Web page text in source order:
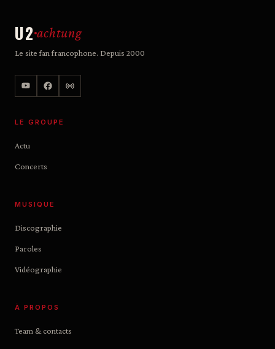
U2 achtung
Le site fan francophone. Depuis 2000
LE GROUPE
Actu
Concerts
MUSIQUE
Discographie
Paroles
Vidéographie
À PROPOS
Team & contacts